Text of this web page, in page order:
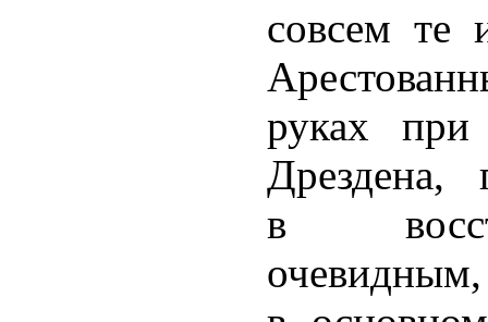
совсем те
руках при
Дрездена,
в